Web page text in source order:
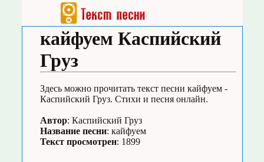
кайфуем Каспийский
Груз
Здесь можно прочитать текст песни кайфуем -
Каспийский Груз. Стихи и песня онлайн.
Автор: Каспийский Груз
Название песни: кайфуем
Текст просмотрен: 1899